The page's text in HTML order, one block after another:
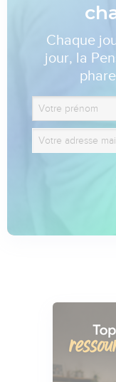
Chaque
jour, la